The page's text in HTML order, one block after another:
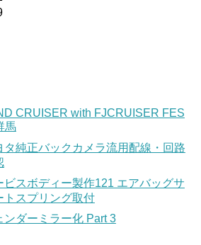
CRUISER with FJCRUISER FES
馬
タ純正バックカメラ流用配線・回路
ビスボディー製作121 エアバッグサ
トスプリング取付
ンダーミラー化 Part 3